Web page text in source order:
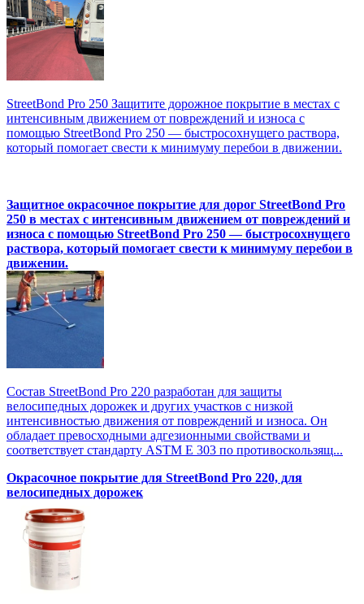
StreetBond Pro 250 Защитите дорожное покрытие в местах с
интенсивным движением от повреждений и износа с
помощью StreetBond Pro 250 — быстросохнущего раствора,
который помогает свести к минимуму перебои в движении.
Защитное окрасочное покрытие для дорог StreetBond Pro
250 в местах с интенсивным движением от повреждений и
износа с помощью StreetBond Pro 250 — быстросохнущего
раствора, который помогает свести к минимуму перебои в
движении.
Состав StreetBond Pro 220 разработан для защиты
велосипедных дорожек и других участков с низкой
интенсивностью движения от повреждений и износа. Он
обладает превосходными адгезионными свойствами и
соответствует стандарту ASTM E 303 по противоскользящ...
Окрасочное покрытие для StreetBond Pro 220, для
велосипедных дорожек